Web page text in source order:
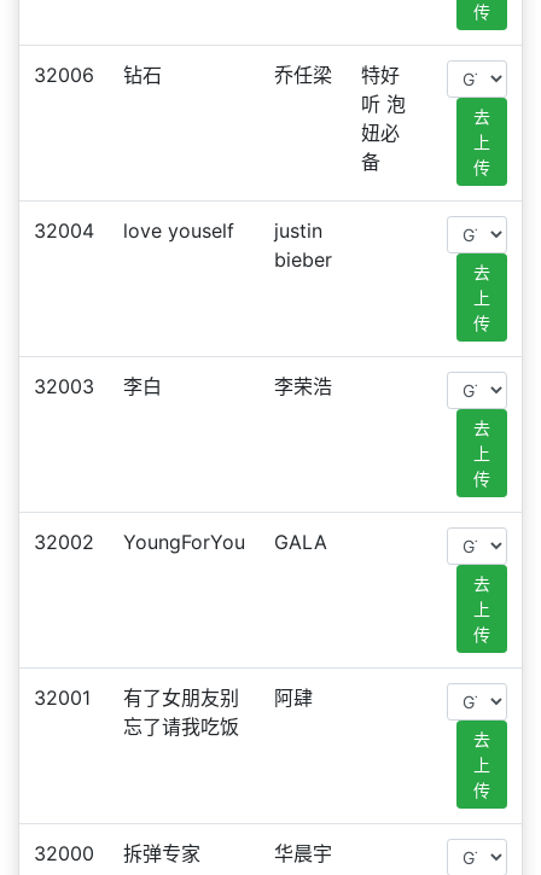
传
32006 钻石 乔任梁
特好
听 泡
妞必
备
去
上
传
32004 love youself
justin
bieber
去
上
传
32003 李白 李荣浩
去
上
传
32002 YoungForYou GALA
去
上
传
32001
有了女朋友别
忘了请我吃饭
阿肆
去
上
传
32000 拆弹专家 华晨宇